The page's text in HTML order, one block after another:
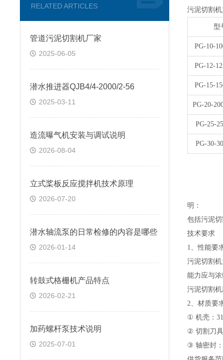
RELATED ARTICLES
管道污泥切割机厂家
2025-06-05
潜水推进器QJB4/4-2000/2-56
2025-03-11
​造流曝气机安装与调试说明
2026-08-04
立式桨板反应搅拌机技术原理
2026-07-20
潜水轴流泵的日常检修的内容是哪些
2026-01-14
转鼓式格栅机产品特点
2026-02-21
加药螺杆泵技术说明
2025-07-01
污泥切割机
型
PG-10-
PG-12-
PG-15-
PG-20-
PG-25-
PG-30-
明：
包括污泥
技术要求
1、性能要
污泥切割
能力应与
污泥切割
2、 材质要
① 机壳：
② 切割刀
③ 轴密封